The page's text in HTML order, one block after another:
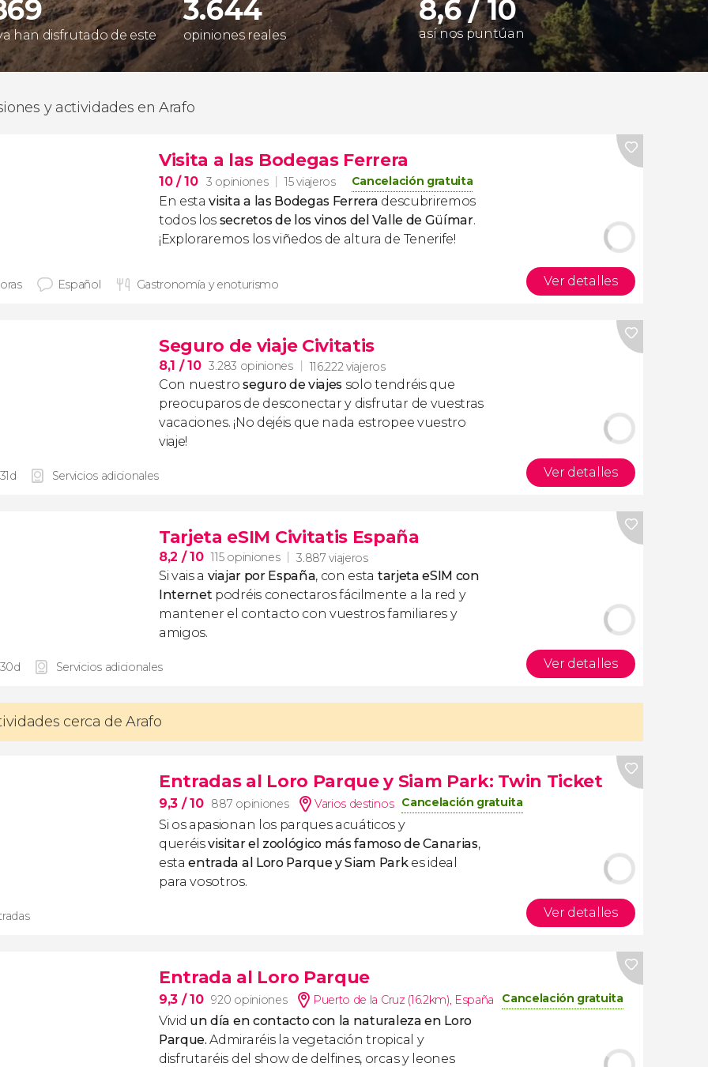
han disfrutado de este
3.644
opiniones reales
8,6 / 10
así nos puntúan
y actividades en Arafo
Visita a las Bodegas Ferrera
10/ 10 3 opiniones 15 viajeros Cancelación gratuita
En estavisita a las Bodegas Ferrera descubriremos
todos los secretos de los vinos del Valle de Güímar.
¡Exploraremos los viñedos de altura de Tenerife!
Español Gastronomía y enoturismo Ver detalles
Seguro de viaje Civitatis
8,1 / 10 3.283 opiniones 116.222 viajeros
Con nuestroseguro de viajes solo tendréis que
preocuparos de desconectar y disfrutar de vuestras
vacaciones. ¡No dejéis que nada estropee vuestro
viaje!
Servicios adicionales Ver detalles
Tarjeta eSIM Civitatis España
8,2 / 10 115 opiniones 3.887 viajeros
Si vais a viajar por España, con esta tarjeta eSIM con
Internet podréis conectaros fácilmente a la red y
mantener el contacto con vuestros familiares y
amigos.
Servicios adicionales Ver detalles
cerca de Arafo
Entradas al Loro Parque y Siam Park: Twin Ticket
9,3 / 10 887 opiniones Varios destinos Cancelación gratuita
Si os apasionan los parques acuáticos y
queréisvisitar el zoológico más famoso de Canarias,
estaentrada al Loro Parque y Siam Parkes ideal
para vosotros.
Ver detalles
Entrada al Loro Parque
9,3 / 10 920 opiniones Puerto de la Cruz (16.2km), España Cancelación gratuita
Vivid un día en contacto con la naturaleza en Loro
Parque. Admiraréis la vegetación tropical y
disfrutaréis del show de delfines, orcas y leones